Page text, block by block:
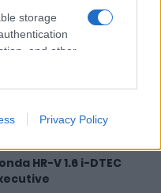
storage
and other
Privacy Policy
30 ZDJĘĆ
HR-V 1.6 i-DTEC